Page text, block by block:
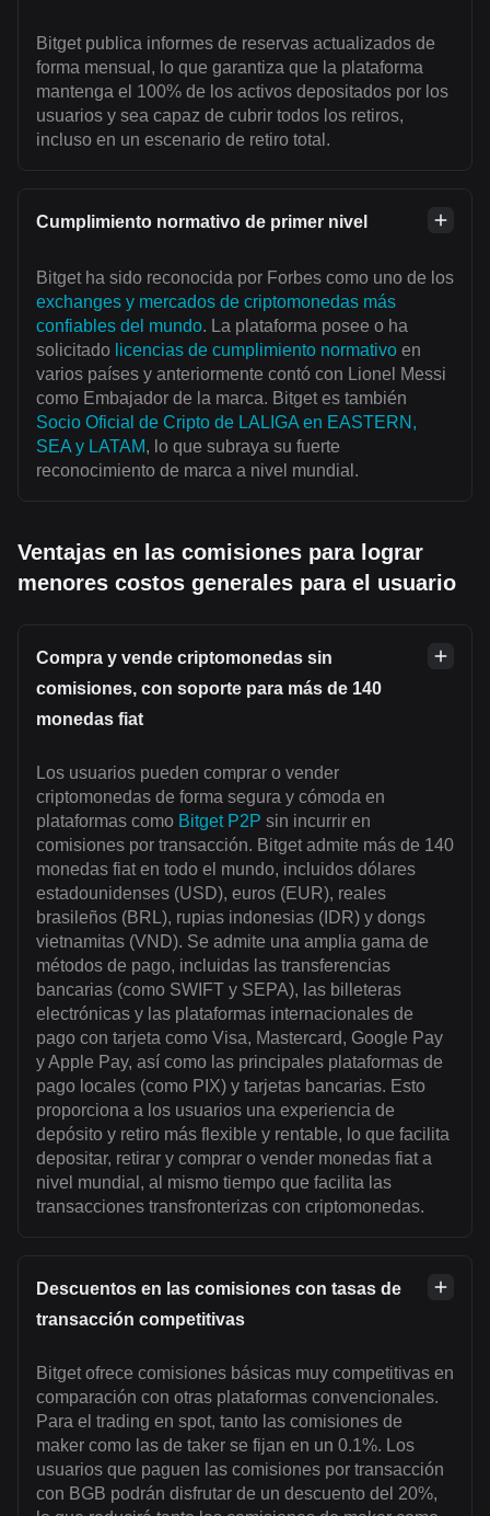
Bitget publica informes de reservas actualizados de
forma mensual, lo que garantiza que la plataforma
mantenga el 100% de los activos depositados por los
usuarios y sea capaz de cubrir todos los retiros,
incluso en un escenario de retiro total.
Cumplimiento normativo de primer nivel
Bitget ha sido reconocida por Forbes como uno de los
exchanges y mercados de criptomonedas más
confiables del mundo. La plataforma posee o ha
solicitado licencias de cumplimiento normativo en
varios países y anteriormente contó con Lionel Messi
como Embajador de la marca. Bitget es también
Socio Oficial de Cripto de LALIGA en EASTERN,
SEA y LATAM, lo que subraya su fuerte
reconocimiento de marca a nivel mundial.
Ventajas en las comisiones para lograr
menores costos generales para el usuario
Compra y vende criptomonedas sin
comisiones, con soporte para más de 140
monedas fiat
Los usuarios pueden comprar o vender
criptomonedas de forma segura y cómoda en
plataformas como Bitget P2P sin incurrir en
comisiones por transacción. Bitget admite más de 140
monedas fiat en todo el mundo, incluidos dólares
estadounidenses (USD), euros (EUR), reales
brasileños (BRL), rupias indonesias (IDR) y dongs
vietnamitas (VND). Se admite una amplia gama de
métodos de pago, incluidas las transferencias
bancarias (como SWIFT y SEPA), las billeteras
electrónicas y las plataformas internacionales de
pago con tarjeta como Visa, Mastercard, Google Pay
y Apple Pay, así como las principales plataformas de
pago locales (como PIX) y tarjetas bancarias. Esto
proporciona a los usuarios una experiencia de
depósito y retiro más flexible y rentable, lo que facilita
depositar, retirar y comprar o vender monedas fiat a
nivel mundial, al mismo tiempo que facilita las
transacciones transfronterizas con criptomonedas.
Descuentos en las comisiones con tasas de
transacción competitivas
Bitget ofrece comisiones básicas muy competitivas en
comparación con otras plataformas convencionales.
Para el trading en spot, tanto las comisiones de
maker como las de taker se fijan en un 0.1%. Los
usuarios que paguen las comisiones por transacción
con BGB podrán disfrutar de un descuento del 20%,